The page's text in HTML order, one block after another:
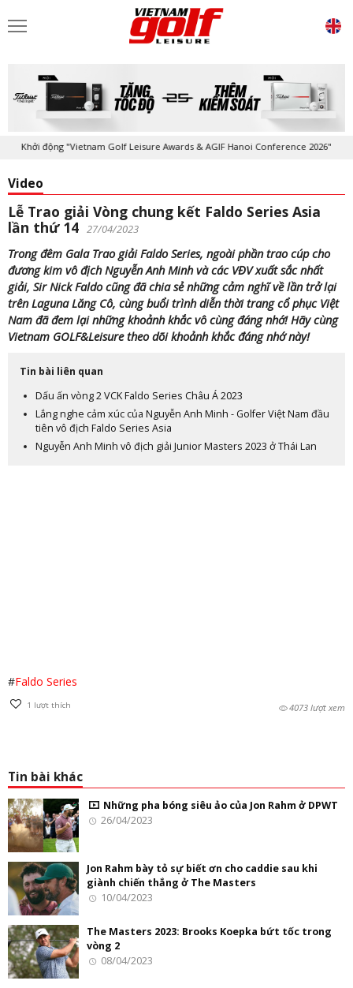
Khởi động "Vietnam Golf Leisure Awards & AGIF Hanoi Conference 2026"
Video
Lễ Trao giải Vòng chung kết Faldo Series Asia
lần thứ 14 27/04/2023
Trong đêm Gala Trao giải Faldo Series, ngoài phần trao cúp cho
đương kim vô địch Nguyễn Anh Minh và các VĐV xuất sắc nhất
giải, Sir Nick Faldo cũng đã chia sẻ những cảm nghĩ về lần trở lại
trên Laguna Lăng Cô, cùng buổi trình diễn thời trang cổ phục Việt
Nam đã đem lại những khoảnh khắc vô cùng đáng nhớ! Hãy cùng
Vietnam GOLF&Leisure theo dõi khoảnh khắc đáng nhớ này!
Tin bài liên quan
Dấu ấn vòng 2 VCK Faldo Series Châu Á 2023
Lắng nghe cảm xúc của Nguyễn Anh Minh - Golfer Việt Nam đầu
tiên vô địch Faldo Series Asia
Nguyễn Anh Minh vô địch giải Junior Masters 2023 ở Thái Lan
#Faldo Series
1 lượt thích 4073 lượt xem
Tin bài khác
Những pha bóng siêu ảo của Jon Rahm ở DPWT
26/04/2023
Jon Rahm bày tỏ sự biết ơn cho caddie sau khi
giành chiến thắng ở The Masters
10/04/2023
The Masters 2023: Brooks Koepka bứt tốc trong
vòng 2
08/04/2023